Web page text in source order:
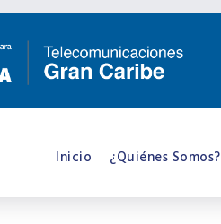
Inicio ¿Quiénes Somos?